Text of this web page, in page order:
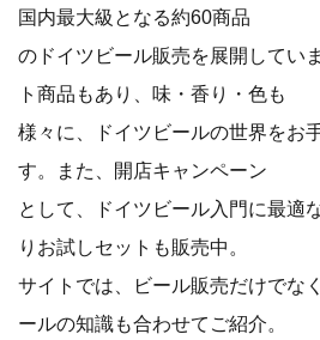
国内最大級となる約60商品
のドイツビール販売を展開してい
ト商品もあり、味・香り・色も
様々に、ドイツビールの世界をお
す。また、開店キャンペーン
として、ドイツビール入門に最適
りお試しセットも販売中。
サイトでは、ビール販売だけでな
ールの知識も合わせてご紹介。